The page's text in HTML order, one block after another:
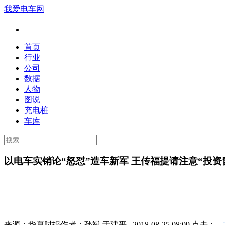
我爱电车网
首页
行业
公司
数据
人物
图说
充电桩
车库
以电车实销论“怒怼”造车新军 王传福提请注意“投资